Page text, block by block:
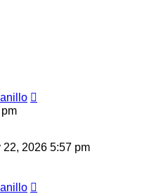
22, 2026 5:57 pm